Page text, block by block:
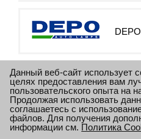
DEPO
Данный веб-сайт использует
целях предоставления вам
пользовательского опыта на
Продолжая использовать
соглашаетесь с
файлов. Для получения
информации см. Политика